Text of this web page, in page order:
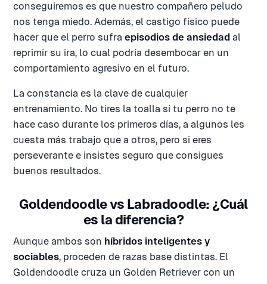
conseguiremos es que nuestro compañero peludo
nos tenga miedo. Además, el castigo físico puede
hacer que el perro sufra episodios de ansiedad al
reprimir su ira, lo cual podría desembocar en un
comportamiento agresivo en el futuro.
La constancia es la clave de cualquier
entrenamiento. No tires la toalla si tu perro no te
hace caso durante los primeros días, a algunos les
cuesta más trabajo que a otros, pero si eres
perseverante e insistes seguro que consigues
buenos resultados.
Goldendoodle vs Labradoodle: ¿Cuál
es la diferencia?
Aunque ambos son híbridos inteligentes y
sociables, proceden de razas base distintas. El
Goldendoodle cruza un Golden Retriever con un